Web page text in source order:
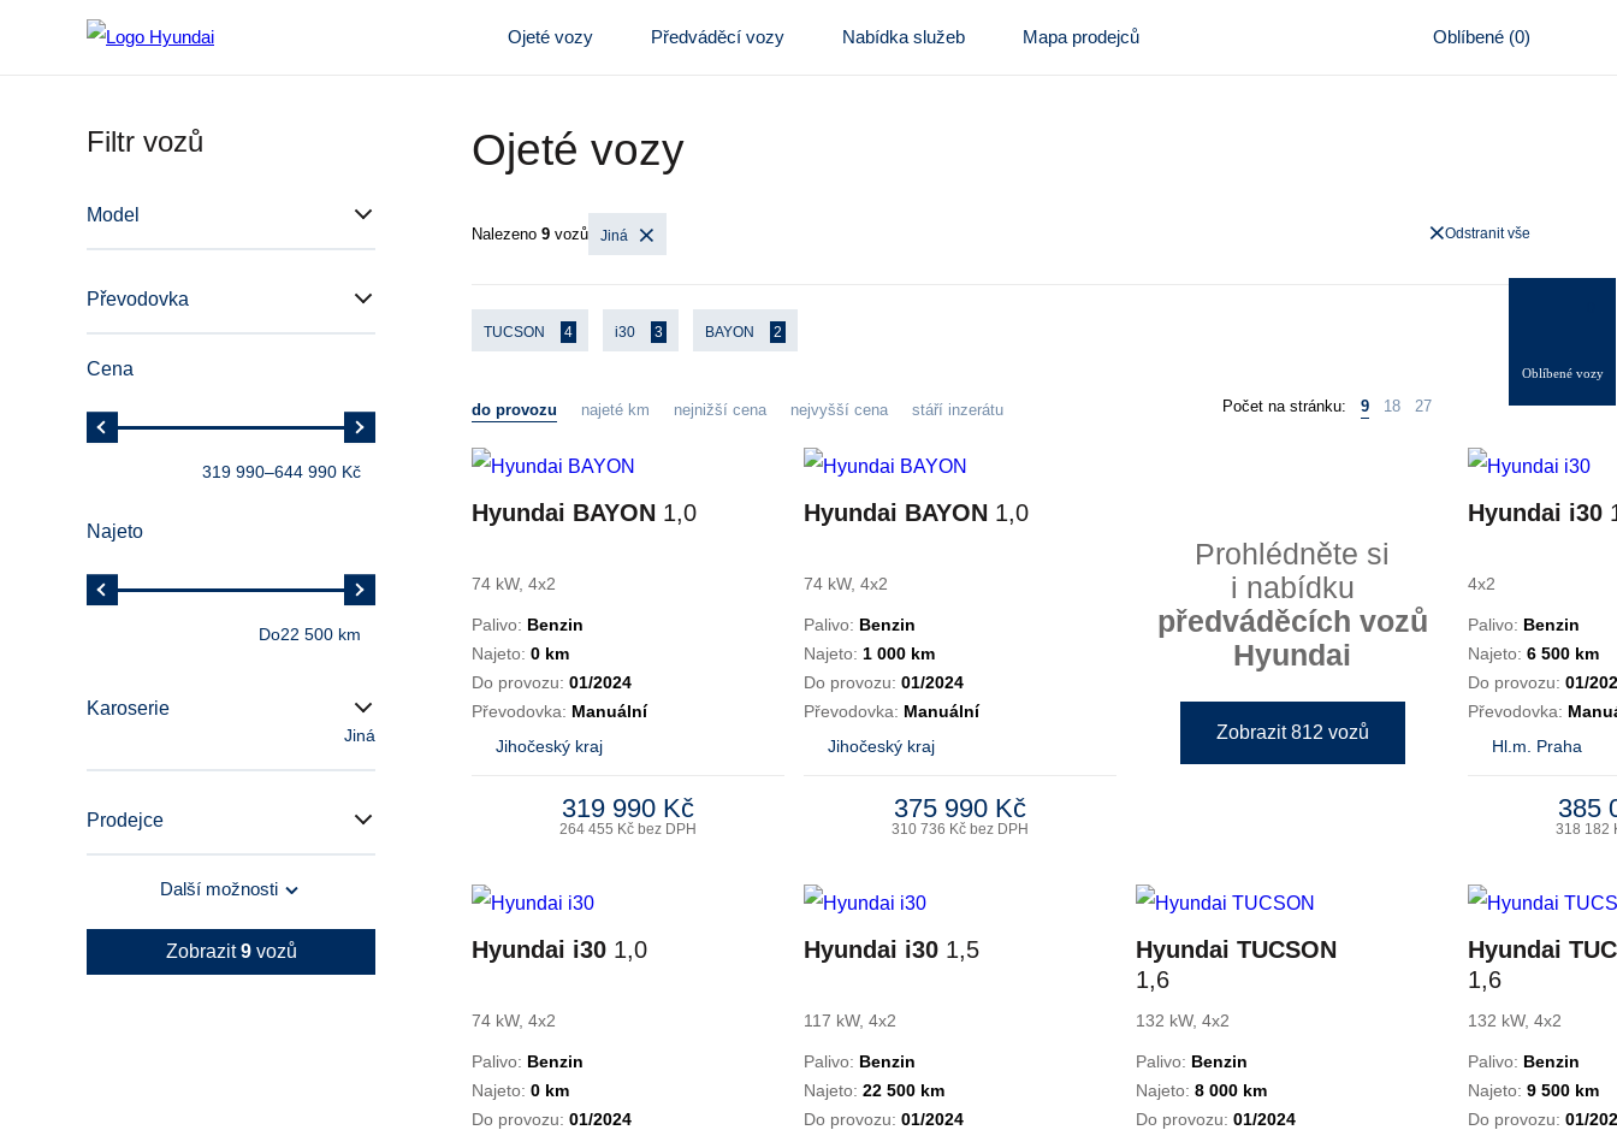
Ojeté vozy Předváděcí vozy Nabídka služeb Mapa prodejců Oblíbené (0)
Oblíbené vozy
Filtr vozů
Model
Převodovka
Cena
319 990–644 990 Kč
Najeto
Do22 500 km
Karoserie
Jiná
Prodejce
Další možnosti
Zobrazit9vozů
Ojeté vozy
Nalezeno 9 vozů Jiná Odstranit vše
TUCSON 4 i30 3 BAYON 2
do provozu najeté km nejnižší cena nejvyšší cena stáří inzerátu Počet na stránku: 9 18 27
Hyundai BAYON 1,0
74 kW, 4x2
Palivo: Benzin
Najeto: 0 km
Do provozu: 01/2024
Převodovka: Manuální
Jihočeský kraj
319 990 Kč
264 455 Kč bez DPH
Hyundai BAYON 1,0
74 kW, 4x2
Palivo: Benzin
Najeto: 1 000 km
Do provozu: 01/2024
Převodovka: Manuální
Jihočeský kraj
375 990 Kč
310 736 Kč bez DPH
Prohlédněte si
i nabídku
předváděcích vozů
Hyundai
Zobrazit 812 vozů
Hyundai i30
4x2
Palivo: Benzin
Najeto: 6 500 km
Do provozu: 01/
Převodovka:
Hl.m. Praha
385
318 182
Hyundai i30 1,0
74 kW, 4x2
Palivo: Benzin
Najeto: 0 km
Do provozu: 01/2024
Hyundai i30 1,5
117 kW, 4x2
Palivo: Benzin
Najeto: 22 500 km
Do provozu: 01/2024
Hyundai TUCSON
1,6
132 kW, 4x2
Palivo: Benzin
Najeto: 8 000 km
Do provozu: 01/2024
Hyundai
1,6
132 kW, 4x2
Palivo: Benzin
Najeto: 9 500 km
Do provozu: 01/